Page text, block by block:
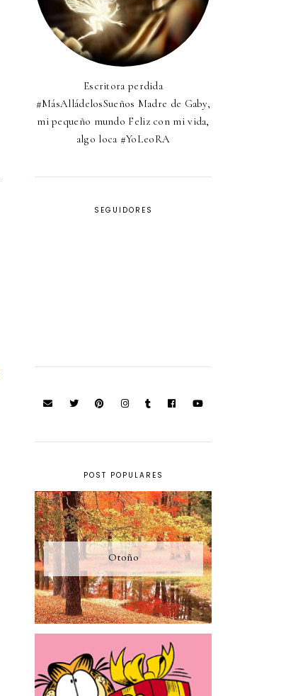
Escritora perdida
#MásAlládelosSueños Madre de Gaby,
mi pequeño mundo Feliz con mi vida,
algo loca #YoLeoRA
SEGUIDORES
POST POPULARES
Otoño